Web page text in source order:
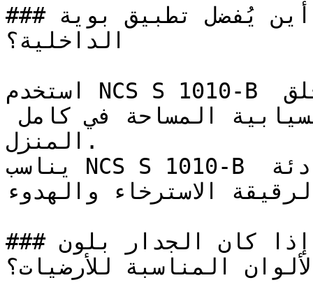
### أين يُفضل تطبيق بوية NCS S 1010-B في المساحات
الداخلية؟
استخدم NCS S 1010-B في الممرات ومداخل المنزل لخلق
المنزل.
يناسب NCS S 1010-B غرف النوم وغرف القراءة الهادئة
الاسترخاء والهدوء.
### إذا كان الجدار بلون NCS S 1010-B، فما هي
المناسبة للأرضيات؟